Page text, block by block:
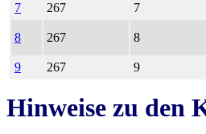
7
267 7
8 267 8
9 267 9
Hinweise zu den